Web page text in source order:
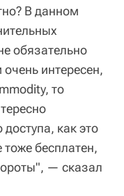
В данном
обязательно
интересен,
то
как это
бесплатен,
— сказал